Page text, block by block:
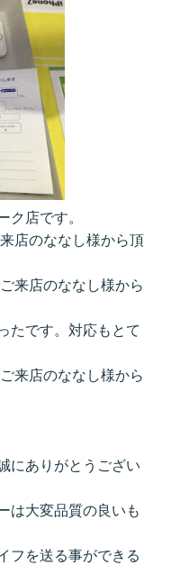
ク店です。
店のななし様から頂
来店のななし様から
たです。対応もとて
来店のななし様から
にありがとうござい
は大変品質の良いも
フを送る事ができる